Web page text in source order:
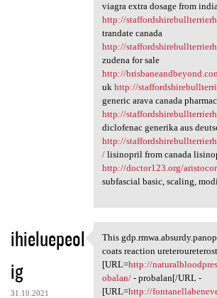
viagra extra dosage from
http://
trandate canada
http://
zudena for sale
http://
uk http://
generic arava canada
http://
diclofenac generika aus
http://
/lisinopril from canada
http://doctor123.org/
subfascial basic, scaling,
ihieluepeol
ig
31.10.2021
This gdp.rmwa.absurdy
This
coats reaction
[URL=http://
obalan/- probalan[/URL -
[URL=http://